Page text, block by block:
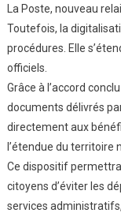
La Poste, nouveau
Toutefois, la
procédures. Elle
officiels.
Grâce à l’accord
documents délivrés
directement aux
l’étendue du territoire
Ce dispositif
citoyens d’éviter les
services